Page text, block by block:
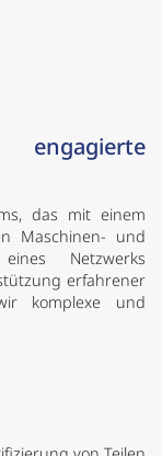
das mit einem
Maschinen- und
Netzwerks
erfahrener
komplexe und